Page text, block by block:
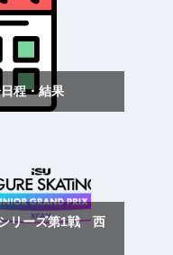
程・結果
リーズ第1戦 西